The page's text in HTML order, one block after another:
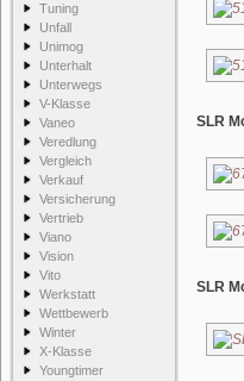
Tuning
Unfall
Unimog
Unterhalt
Unterwegs
V-Klasse
Vaneo
Veredlung
Vergleich
Verkauf
Versicherung
Vertrieb
Viano
Vision
Vito
Werkstatt
Wettbewerb
Winter
X-Klasse
Youngtimer
SLR
SLR